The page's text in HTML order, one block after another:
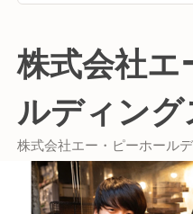
株式会社エ
ルディン
株式会社エー・ピーホール